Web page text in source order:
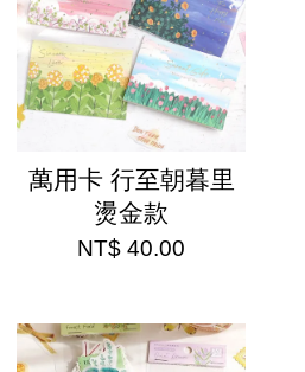
萬用卡 行至朝暮里
燙金款
NT$ 40.00